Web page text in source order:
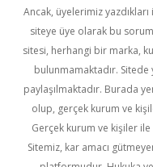
Ancak, üyelerimiz
siteye üye olarak bu
sitesi, herhangi bir marka,
bulunmamaktadır. Sitede
paylaşılmaktadır. Burada
olup, gerçek kurum ve
Gerçek kurum ve kişiler
Sitemiz, kar amacı